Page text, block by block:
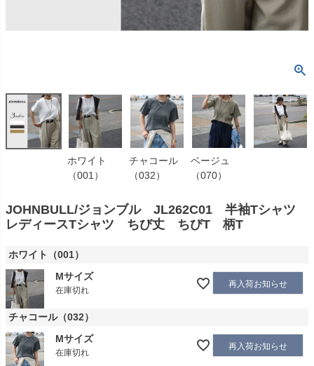
ホワイト
（001）
チャコール
（032）
ベージュ
（070）
JOHNBULL/ジョンブル JL262C01 半袖Tシャツ
レディースTシャツ ちび丈 ちびT 柄T
ホワイト（001）
Mサイズ
在庫切れ
再入荷お知らせ
チャコール（032）
Mサイズ
在庫切れ
再入荷お知らせ